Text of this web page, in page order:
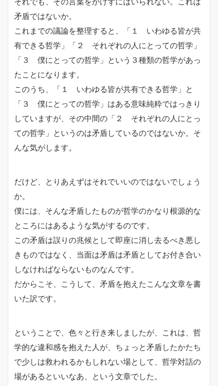
矛盾ではないか。
これまでの議論を整理すると、「１ いわゆる皆が共
有できる哲学」「２ それぞれの人にとっての哲学」
「３ 僕にとっての哲学」という３種類の哲学があっ
たことになります。
このうち、「１ いわゆる皆が共有できる哲学」と
「３ 僕にとっての哲学」はある意味純粋ではっきり
していますが、その中間の「２ それぞれの人にとっ
ての哲学」というのは矛盾しているのではないか。そ
んな気がします。
だけど、とりあえずはそれでいいのではないでしょう
か。
僕には、そんな矛盾したものが哲学のかなり根源的な
ところにはあるような気がするのです。
この矛盾は誤りの兆候として即座に消し去るべき悪し
きものではな く、 当面は矛盾は矛盾としてお付き合い
しなければならないものなんです。
だからこそ、こうして、矛盾を抱えたこんな文章を書
いた訳です。
ということで、色々と行き来しましたが、これは、哲
学的な違和感を抱えた人が、 ちょっと矛盾したかたち
で少しは救われるかもしれない場として、 哲学対話の
場があるといいなあ、という文章でした。